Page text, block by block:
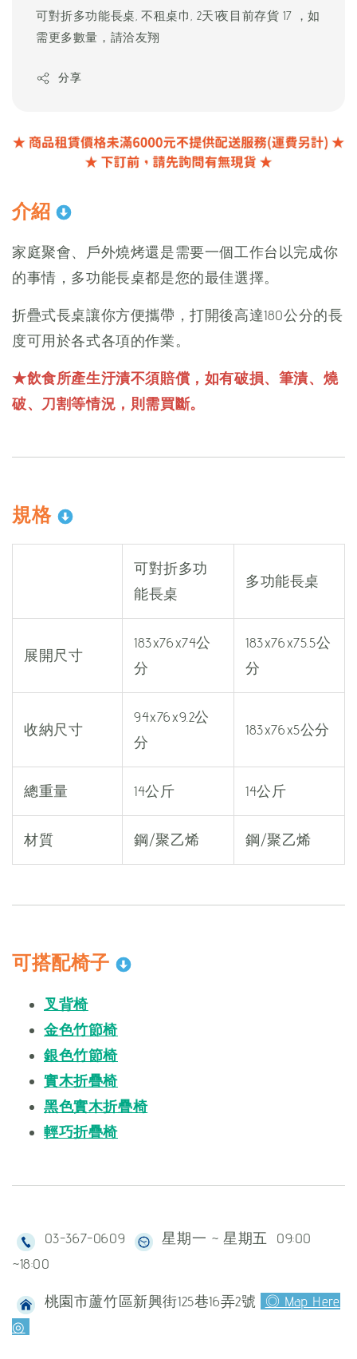
可對折多功能長桌, 不租桌巾, 2天1夜目前存貨 17 ，如
需更多數量，請洽友翔
分享
介紹
家庭聚會、戶外燒烤還是需要一個工作台以完成你
的事情，多功能長桌都是您的最佳選擇。
折疊式長桌讓你方便攜帶，打開後高達180公分的長
度可用於各式各項的作業。
★飲食所產生汙漬不須賠償，如有破損、筆漬、燒
破、刀割等情況，則需買斷。
規格
可對折多功
能長桌
多功能長桌
展開尺寸
183x76x74公
分
183x76x75.5公
分
收納尺寸
94x76x9.2公
分
183x76x5公分
總重量 14公斤 14公斤
材質 鋼/聚乙烯 鋼/聚乙烯
可搭配椅子
叉背椅
金色竹節椅
銀色竹節椅
實木折疊椅
黑色實木折疊椅
輕巧折疊椅
03-367-0609
星期一 ~ 星期五 09:00
~18:00
桃園市蘆竹區新興街125巷16弄2號
◎ Map Here
◎